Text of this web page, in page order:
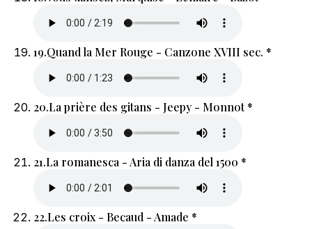
19.Quand la Mer Rouge - Canzone XVIII sec. *
20.La prière des gitans - Jeepy - Monnot *
21.La romanesca - Aria di danza del 1500 *
22.Les croix - Becaud - Amade *